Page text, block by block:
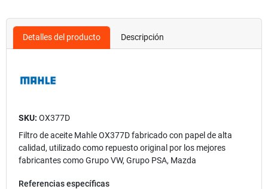
Detalles del producto Descripción
SKU: OX377D
Filtro de aceite Mahle OX377D fabricado con papel de alta
calidad, utilizado como repuesto original por los mejores
fabricantes como Grupo VW, Grupo PSA, Mazda
Referencias específicas